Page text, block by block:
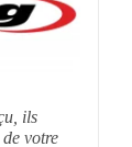
ils
votre